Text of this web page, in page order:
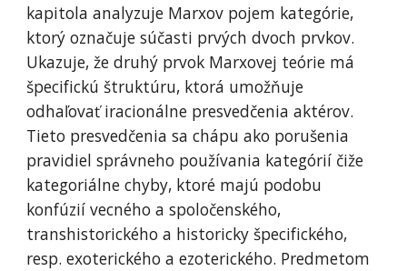
kapitola analyzuje Marxov pojem kategórie,
ktorý označuje súčasti prvých dvoch prvkov.
Ukazuje, že druhý prvok Marxovej teórie má
špecifickú štruktúru, ktorá umožňuje
odhaľovať iracionálne presvedčenia aktérov.
Tieto presvedčenia sa chápu ako porušenia
pravidiel správneho používania kategórií čiže
kategoriálne chyby, ktoré majú podobu
konfúzií vecného a spoločenského,
transhistorického a historicky špecifického,
resp. exoterického a ezoterického. Predmetom